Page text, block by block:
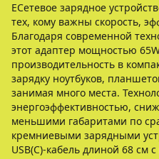
EСетевое зарядное
тех, кому важны скорость,
Благодаря современной
этот адаптер мощностью
производительность в
зарядку ноутбуков,
занимая много места.
энергоэффективностью,
меньшими габаритами по
кремниевыми зарядными
USB(C)-кабель длиной 68 см